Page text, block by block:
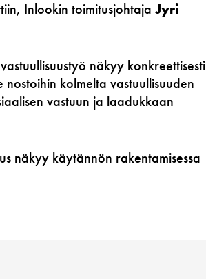
Inlookin toimitusjohtaja Jyri
näkyy konkreettisesti
nostoihin kolmelta vastuullisuuden
vastuun ja laadukkaan
näkyy käytännön rakentamisessa